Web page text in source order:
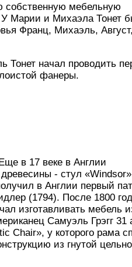
собственную мебельную
У Марии и Михаэла Тонет
Франц, Михаэль,
Тонет начал проводить
фанеры.
в 17 веке в Англии
древесины - стул
в Англии первый
(1794). После 1800
изготавливать мебель
Самуэль Грэгг 31
Chair», у которого рама
из гнутой